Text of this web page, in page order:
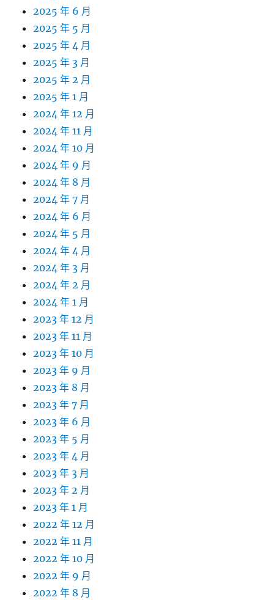
2025 年 6 月
2025 年 5 月
2025 年 4 月
2025 年 3 月
2025 年 2 月
2025 年 1 月
2024 年 12 月
2024 年 11 月
2024 年 10 月
2024 年 9 月
2024 年 8 月
2024 年 7 月
2024 年 6 月
2024 年 5 月
2024 年 4 月
2024 年 3 月
2024 年 2 月
2024 年 1 月
2023 年 12 月
2023 年 11 月
2023 年 10 月
2023 年 9 月
2023 年 8 月
2023 年 7 月
2023 年 6 月
2023 年 5 月
2023 年 4 月
2023 年 3 月
2023 年 2 月
2023 年 1 月
2022 年 12 月
2022 年 11 月
2022 年 10 月
2022 年 9 月
2022 年 8 月